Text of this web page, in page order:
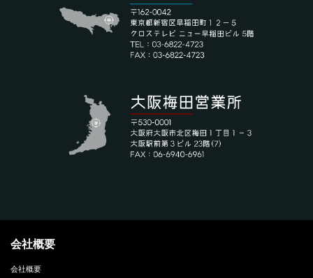
会社概要
会社概要